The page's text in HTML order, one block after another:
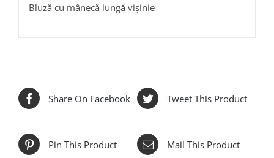
Bluză cu mânecă lungă vișinie
Share On Facebook Tweet This Product
Pin This Product Mail This Product